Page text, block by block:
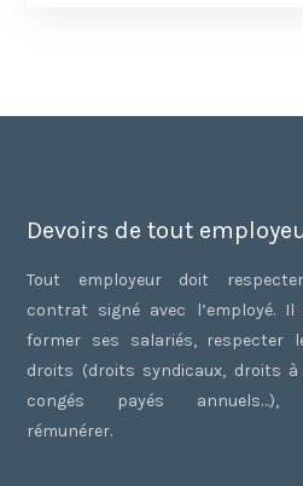
Devoirs de tout
Tout employeur doit
contrat signé avec l’employé. Il
former ses salariés, respecter
droits (droits syndicaux, droits à
congés payés annuels…),
rémunérer.